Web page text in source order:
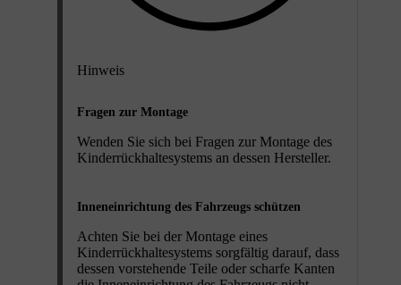
Hinweis
Fragen zur Montage
Wenden Sie sich bei Fragen zur Montage des
Kinderrückhaltesystems an dessen Hersteller.
Inneneinrichtung des Fahrzeugs schützen
Achten Sie bei der Montage eines
Kinderrückhaltesystems sorgfältig darauf, dass
dessen vorstehende Teile oder scharfe Kanten